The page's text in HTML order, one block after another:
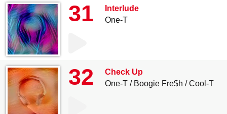
31
Interlude
One-T
32
Check Up
One-T
Boogie Fre$h Cool-T